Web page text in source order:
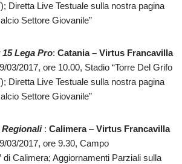
Diretta Live Testuale sulla nostra pagina
Settore Giovanile”
Lega Pro: Catania – Virtus Francavilla
03/2017, ore 10.00, Stadio “Torre Del Grifo
Diretta Live Testuale sulla nostra pagina
Settore Giovanile”
: Calimera–Virtus Francavilla
03/2017, ore 9.30, Campo
di Calimera; Aggiornamenti Parziali sulla